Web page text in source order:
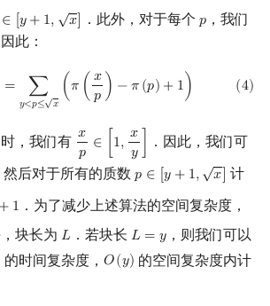
∈ [𝑦+ 1,
√
𝑥]
∈ y+ 1,x] ．此外，对于每个 𝑝
p，我们
因此：
= ∑
𝑦<𝑝≤
√
𝑥
(𝜋 ( 𝑥
𝑝 ) −𝜋(𝑝) + 1 ) (4)
)=∑y p≤ (π(xp p + )
时，我们有 𝑥
𝑝 ∈ 1, 𝑥
𝑦
xp ∈ ,xy]
．因此，我们可
然后对于所有的质数𝑝 ∈ [𝑦 + 1,
√
𝑥]
p ∈ y+ 1,x]
计
+ 1 ．为了减少上述算法的空间复杂度，
块长为 𝐿
L．若块长 𝐿 = 𝑦
L= y
，则我们可以
的时间复杂度， 𝑂(𝑦)
O(y)
的空间复杂度内计